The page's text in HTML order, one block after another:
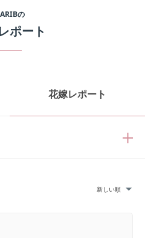
の
ポート
花嫁レポート
新しい順